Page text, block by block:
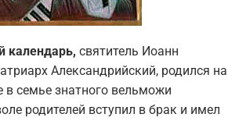
календарь, святитель Иоанн
Александрийский, родился на
в семье знатного вельможи
родителей вступил в брак и имел